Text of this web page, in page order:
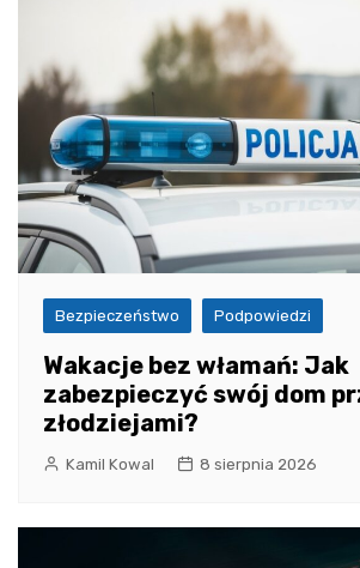
Bezpieczeństwo Podpowiedzi
Wakacje bez włamań: Jak
zabezpieczyć swój dom
złodziejami?
Kamil Kowal 8 sierpnia 2026